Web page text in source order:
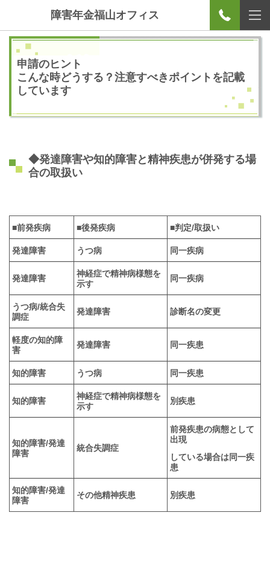
障害年金福山オフィス
申請のヒント
こんな時どうする？注意すべきポイントを記載
しています
◆発達障害や知的障害と精神疾患が併発する場
合の取扱い
■前発疾病 ■後発疾病 ■判定/取扱い
発達障害 うつ病 同一疾病
発達障害
神経症で精神病様態を
示す
同一疾病
うつ病/統合失
調症
発達障害 診断名の変更
軽度の知的障
害
発達障害 同一疾患
知的障害 うつ病 同一疾患
知的障害
神経症で精神病様態を
示す
別疾患
知的障害/発達
障害
統合失調症
前発疾患の病態として
出現
している場合は同一疾
患
知的障害/発達
障害
その他精神疾患 別疾患